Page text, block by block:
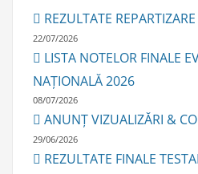
REZULTATE
22/07/2026
LISTA NOTELOR FINALE
NAȚIONALĂ 2026
08/07/2026
ANUNȚ VIZUALIZĂRI &
29/06/2026
REZULTATE FINALE